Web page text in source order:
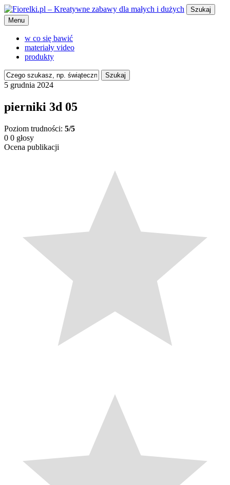
Szukaj
Menu
w co się bawić
materiały video
produkty
Szukaj
5 grudnia 2024
pierniki 3d 05
Poziom trudności: 5/5
0 0 głosy
Ocena publikacji